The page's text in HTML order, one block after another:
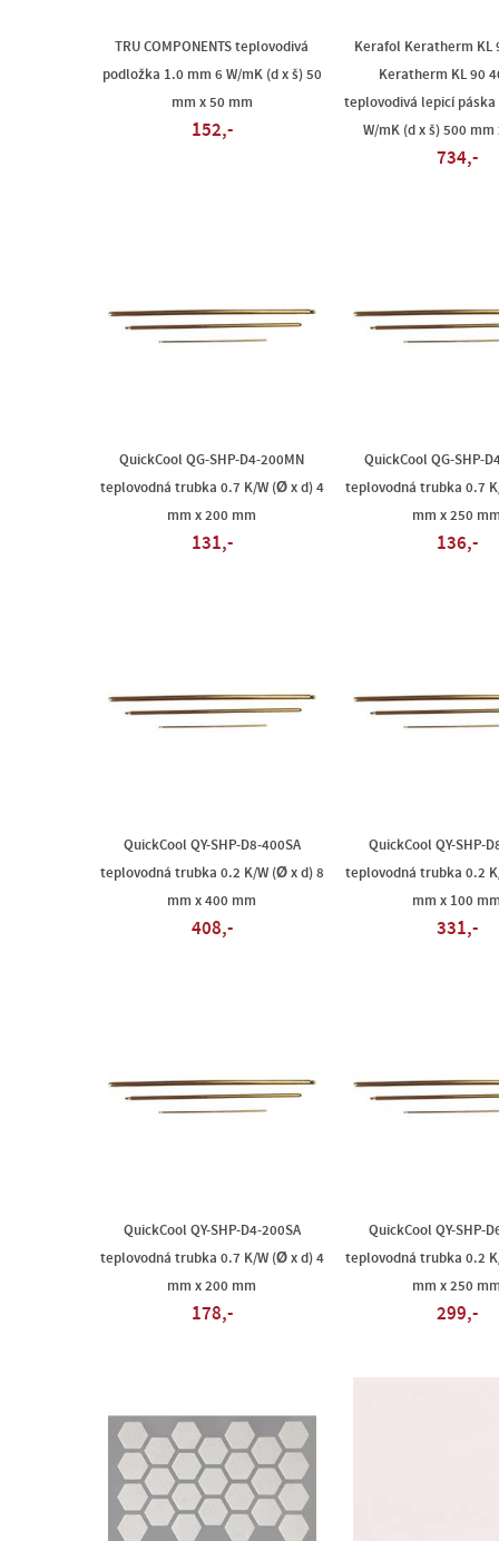
TRU COMPONENTS teplovodivá
podložka 1.0 mm 6 W/mK (d x š) 50
mm x 50 mm
152,-
Kerafol Keratherm KL
Keratherm KL 90
teplovodivá lepicí páska
W/mK (d x š) 500 mm
734,-
QuickCool QG-SHP-D4-200MN
teplovodná trubka 0.7 K/W (Ø x d) 4
mm x 200 mm
131,-
QuickCool QG-SHP-
teplovodná trubka 0.7
mm x 250
136,-
QuickCool QY-SHP-D8-400SA
teplovodná trubka 0.2 K/W (Ø x d) 8
mm x 400 mm
408,-
QuickCool QY-SHP-
teplovodná trubka 0.2
mm x 100
331,-
QuickCool QY-SHP-D4-200SA
teplovodná trubka 0.7 K/W (Ø x d) 4
mm x 200 mm
178,-
QuickCool QY-SHP-
teplovodná trubka 0.2
mm x 250
299,-